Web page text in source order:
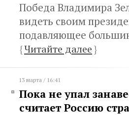
Победа Владимира
видеть своим
подавляющее
{Читайте далее}
13 марта / 16:41
Пока не упал
считает Россию